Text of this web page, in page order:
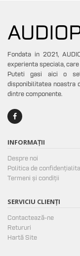
Fondata in 2021,
experienta speciala,
Puteti gasi aici o
disponibilitatea noastra
dintre componente.
INFORMAȚII
Despre noi
Politica de
Termeni și condiții
SERVICIU CLIENȚI
Contactează-ne
Retururi
Hartă Site